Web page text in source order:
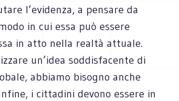
l’evidenza, a pensare da
in cui essa può essere
in atto nella realtà attuale.
un’idea soddisfacente di
abbiamo bisogno anche
i cittadini devono essere in